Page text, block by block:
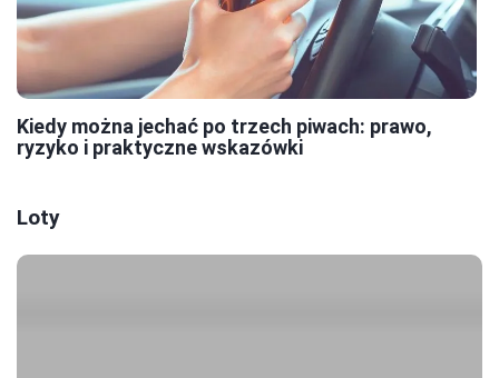
Kiedy można jechać po trzech piwach: prawo,
ryzyko i praktyczne wskazówki
Loty